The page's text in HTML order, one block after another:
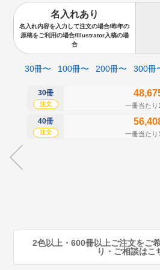
名入れあり
名入れ内容を入力して注文の場合/昨年の
原稿をご利用の場合/Illustrator入稿の場
合
30冊〜 100冊〜 200冊〜 300冊
30冊
注文 一冊当たり
40冊
注文 一冊当たり
2色以上・600冊以上ご注文をご
り・ご相談はこ